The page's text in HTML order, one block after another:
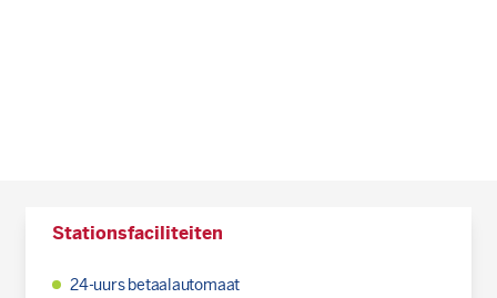
Stationsfaciliteiten
24-uurs betaalautomaat